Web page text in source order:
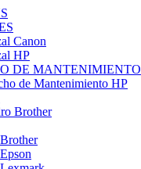
Canon
HP
DE MANTENIMIENTO
de Mantenimiento HP
Brother